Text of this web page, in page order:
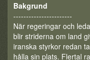
Bakgrund
-----------------------
När regeringar och
blir striderna om land
iranska styrkor redan
hålla sin plats. Flertal